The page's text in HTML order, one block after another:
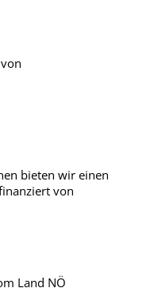
bieten wir einen
von
Land NÖ